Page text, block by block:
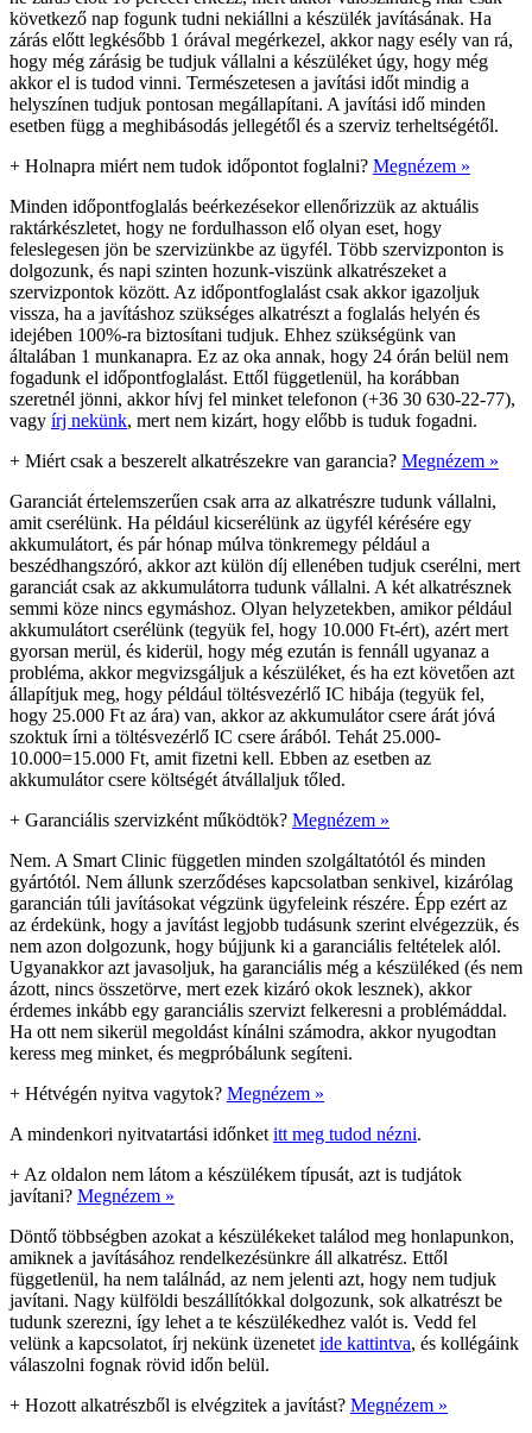
következő nap fogunk tudni nekiállni a készülék javításának. Ha
zárás előtt legkésőbb 1 órával megérkezel, akkor nagy esély van rá,
hogy még zárásig be tudjuk vállalni a készüléket úgy, hogy még
akkor el is tudod vinni. Természetesen a javítási időt mindig a
helyszínen tudjuk pontosan megállapítani. A javítási idő minden
esetben függ a meghibásodás jellegétől és a szerviz terheltségétől.
+ Holnapra miért nem tudok időpontot foglalni? Megnézem »
Minden időpontfoglalás beérkezésekor ellenőrizzük az aktuális
raktárkészletet, hogy ne fordulhasson elő olyan eset, hogy
feleslegesen jön be szervizünkbe az ügyfél. Több szervizponton is
dolgozunk, és napi szinten hozunk-viszünk alkatrészeket a
szervizpontok között. Az időpontfoglalást csak akkor igazoljuk
vissza, ha a javításhoz szükséges alkatrészt a foglalás helyén és
idejében 100%-ra biztosítani tudjuk. Ehhez szükségünk van
általában 1 munkanapra. Ez az oka annak, hogy 24 órán belül nem
fogadunk el időpontfoglalást. Ettől függetlenül, ha korábban
szeretnél jönni, akkor hívj fel minket telefonon (+36 30 630-22-77),
vagy írj nekünk, mert nem kizárt, hogy előbb is tuduk fogadni.
+ Miért csak a beszerelt alkatrészekre van garancia? Megnézem »
Garanciát értelemszerűen csak arra az alkatrészre tudunk vállalni,
amit cserélünk. Ha például kicserélünk az ügyfél kérésére egy
akkumulátort, és pár hónap múlva tönkremegy például a
beszédhangszóró, akkor azt külön díj ellenében tudjuk cserélni, mert
garanciát csak az akkumulátorra tudunk vállalni. A két alkatrésznek
semmi köze nincs egymáshoz. Olyan helyzetekben, amikor például
akkumulátort cserélünk (tegyük fel, hogy 10.000 Ft-ért), azért mert
gyorsan merül, és kiderül, hogy még ezután is fennáll ugyanaz a
probléma, akkor megvizsgáljuk a készüléket, és ha ezt követően azt
állapítjuk meg, hogy például töltésvezérlő IC hibája (tegyük fel,
hogy 25.000 Ft az ára) van, akkor az akkumulátor csere árát jóvá
szoktuk írni a töltésvezérlő IC csere árából. Tehát 25.000-
10.000=15.000 Ft, amit fizetni kell. Ebben az esetben az
akkumulátor csere költségét átvállaljuk tőled.
+ Garanciális szervizként működtök? Megnézem »
Nem. A Smart Clinic független minden szolgáltatótól és minden
gyártótól. Nem állunk szerződéses kapcsolatban senkivel, kizárólag
garancián túli javításokat végzünk ügyfeleink részére. Épp ezért az
az érdekünk, hogy a javítást legjobb tudásunk szerint elvégezzük, és
nem azon dolgozunk, hogy bújjunk ki a garanciális feltételek alól.
Ugyanakkor azt javasoljuk, ha garanciális még a készüléked (és nem
ázott, nincs összetörve, mert ezek kizáró okok lesznek), akkor
érdemes inkább egy garanciális szervizt felkeresni a problémáddal.
Ha ott nem sikerül megoldást kínálni számodra, akkor nyugodtan
keress meg minket, és megpróbálunk segíteni.
+ Hétvégén nyitva vagytok? Megnézem »
A mindenkori nyitvatartási időnket itt meg tudod nézni.
+ Az oldalon nem látom a készülékem típusát, azt is tudjátok
javítani? Megnézem »
Döntő többségben azokat a készülékeket találod meg honlapunkon,
amiknek a javításához rendelkezésünkre áll alkatrész. Ettől
függetlenül, ha nem találnád, az nem jelenti azt, hogy nem tudjuk
javítani. Nagy külföldi beszállítókkal dolgozunk, sok alkatrészt be
tudunk szerezni, így lehet a te készülékedhez valót is. Vedd fel
velünk a kapcsolatot, írj nekünk üzenetet ide kattintva, és kollégáink
válaszolni fognak rövid időn belül.
+ Hozott alkatrészből is elvégzitek a javítást? Megnézem »